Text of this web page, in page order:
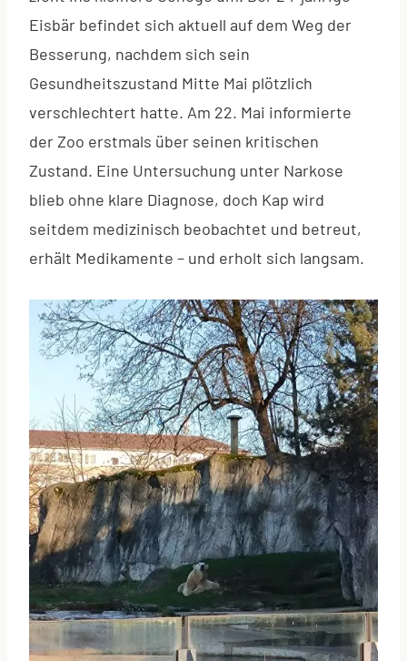
Eisbär befindet sich aktuell auf dem Weg der
Besserung, nachdem sich sein
Gesundheitszustand Mitte Mai plötzlich
verschlechtert hatte. Am 22. Mai informierte
der Zoo erstmals über seinen kritischen
Zustand. Eine Untersuchung unter Narkose
blieb ohne klare Diagnose, doch Kap wird
seitdem medizinisch beobachtet und betreut,
erhält Medikamente – und erholt sich langsam.